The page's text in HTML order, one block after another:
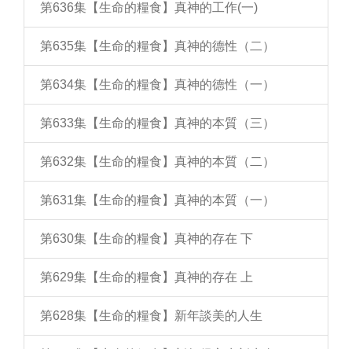
第636集【生命的糧食】真神的工作(一)
第635集【生命的糧食】真神的德性（二）
第634集【生命的糧食】真神的德性（一）
第633集【生命的糧食】真神的本質（三）
第632集【生命的糧食】真神的本質（二）
第631集【生命的糧食】真神的本質（一）
第630集【生命的糧食】真神的存在 下
第629集【生命的糧食】真神的存在 上
第628集【生命的糧食】新年談美的人生